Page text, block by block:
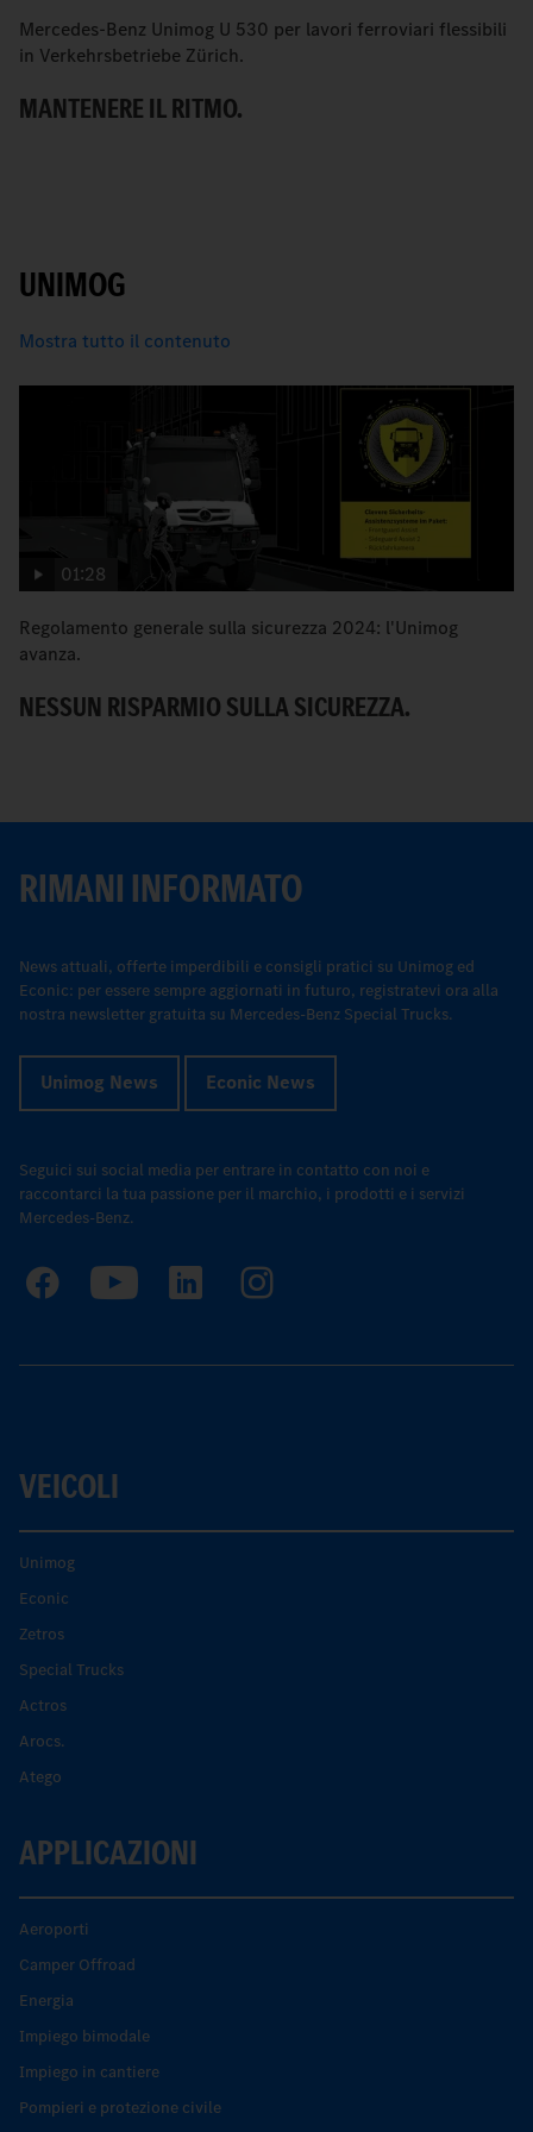
Mercedes-Benz Unimog U 530 per lavori ferroviari flessibili
in Verkehrsbetriebe Zürich.
MANTENERE IL RITMO.
UNIMOG
Mostra tutto il contenuto
01:28
Regolamento generale sulla sicurezza 2024: l'Unimog
avanza.
NESSUN RISPARMIO SULLA SICUREZZA.
RIMANI INFORMATO
News attuali, offerte imperdibili e consigli pratici su Unimog ed
Econic: per essere sempre aggiornati in futuro, registratevi ora alla
nostra newsletter gratuita su Mercedes-Benz Special Trucks.
Unimog News Econic News
Seguici sui social media per entrare in contatto con noi e
raccontarci la tua passione per il marchio, i prodotti e i servizi
Mercedes-Benz.
VEICOLI
Unimog
Econic
Zetros
Special Trucks
Actros
Arocs.
Atego
APPLICAZIONI
Aeroporti
Camper Offroad
Energia
Impiego bimodale
Impiego in cantiere
Pompieri e protezione civile